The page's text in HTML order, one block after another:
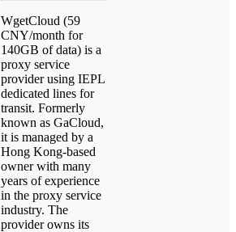
WgetCloud (59
CNY/month for
140GB of data) is a
proxy service
provider using IEPL
dedicated lines for
transit. Formerly
known as GaCloud,
it is managed by a
Hong Kong-based
owner with many
years of experience
in the proxy service
industry. The
provider owns its